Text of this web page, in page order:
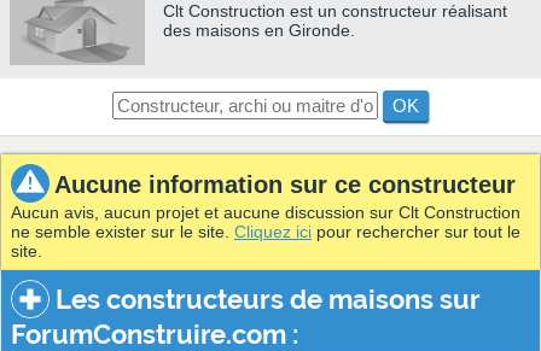
Clt Construction est un constructeur réalisant
des maisons en Gironde.
OK
Aucune information sur ce constructeur
Aucun avis, aucun projet et aucune discussion sur Clt Construction
ne semble exister sur le site. Cliquez ici pour rechercher sur tout le
site.
Les constructeurs de maisons sur
ForumConstruire.com :